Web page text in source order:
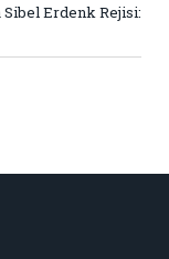
Erdenk Rejisi: